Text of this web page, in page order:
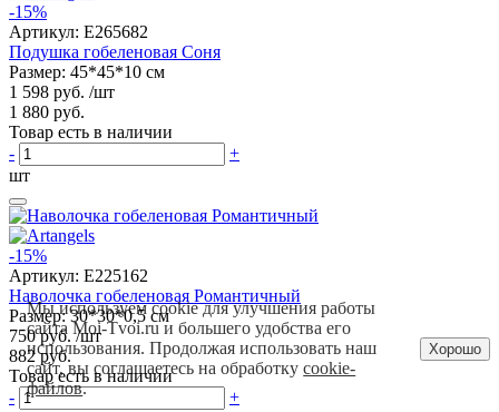
-15%
Артикул: E265682
Подушка гобеленовая Соня
Размер: 45*45*10 см
1 598 руб. /шт
1 880 руб.
Товар есть в наличии
-
+
шт
-15%
Артикул: E225162
Наволочка гобеленовая Романтичный
Размер: 30*30*0,5 см
750 руб. /шт
882 руб.
Товар есть в наличии
-
+
Мы используем cookie для улучшения работы
сайта Moi-Tvoi.ru и большего удобства его
использования. Продолжая использовать наш
сайт, вы соглашаетесь на обработкуcookie-
файлов.
Хорошо